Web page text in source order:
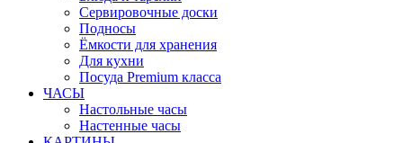
Сервировочные доски
Подносы
Ёмкости для хранения
Для кухни
Посуда Premium класса
ЧАСЫ
Настольные часы
Настенные часы